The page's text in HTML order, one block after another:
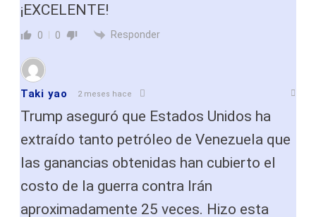
¡EXCELENTE!
0 0 Responder
Taki yao 2 meses hace
Trump aseguró que Estados Unidos ha
extraído tanto petróleo de Venezuela que
las ganancias obtenidas han cubierto el
costo de la guerra contra Irán
aproximadamente 25 veces. Hizo esta